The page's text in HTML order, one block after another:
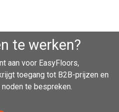
te werken?
aan voor EasyFloors,
toegang tot B2B-prijzen en
te bespreken.